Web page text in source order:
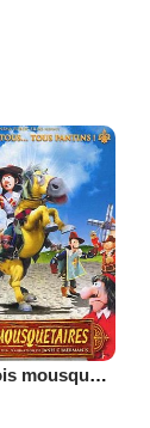
Les Trois mousquetaires